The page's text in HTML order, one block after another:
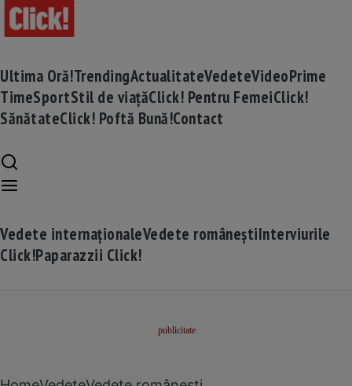
Ultima Oră!TrendingActualitateVedeteVideoPrime
TimeSportStil de viațăClick! Pentru FemeiClick!
SănătateClick! Poftă Bună!Contact
Vedete internaționaleVedete româneștiInterviurile
Click!Paparazzii Click!